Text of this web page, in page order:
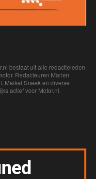
bestaat uit alle redactieleden
Redacteuren Marien
Maikel Sneek en diverse
actief voor Motor.nl.